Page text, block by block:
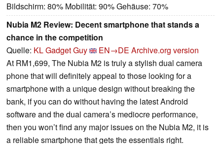
Bildschirm: 80% Mobilität: 90% Gehäuse: 70%
Nubia M2 Review: Decent smartphone that stands a
chance in the competition
Quelle: KL Gadget Guy EN→DE Archive.org version
At RM1,699, The Nubia M2 is truly a stylish dual camera
phone that will definitely appeal to those looking for a
smartphone with a unique design without breaking the
bank, if you can do without having the latest Android
software and the dual camera’s mediocre performance,
then you won’t find any major issues on the Nubia M2, it is
a reliable smartphone that gets the essentials right.